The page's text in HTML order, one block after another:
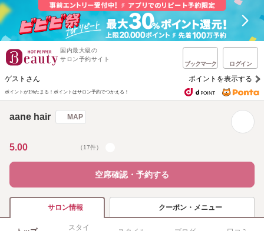
国内最大級の
サロン予約サイト
ブックマーク ログイン
ゲストさん ポイントを表示する
ポイントが1%たまる！ ポイントはサロン予約でつかえる！
aane hair MAP
5.00 （17件）
空席確認・予約する
サロン情報 クーポン・メニュー
スタイ